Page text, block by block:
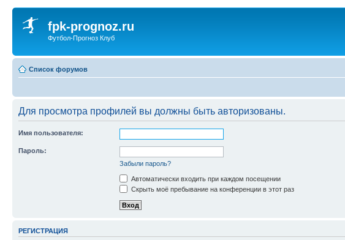
fpk-prognoz.ru
Футбол-Прогноз Клуб
Список форумов
Для просмотра профилей вы должны быть авторизованы.
Имя пользователя:
Пароль:
Забыли пароль?
Автоматически входить при каждом посещении
Скрыть моё пребывание на конференции в этот раз
РЕГИСТРАЦИЯ